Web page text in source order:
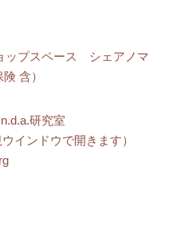
ップスペース シェアノマ
含）
研究室
ウインドウで開きます）